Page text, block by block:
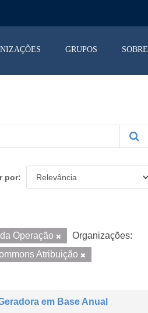
GRUPOS SOBRE
por
Operação
Organizações:
Atribuição
em Base Anual